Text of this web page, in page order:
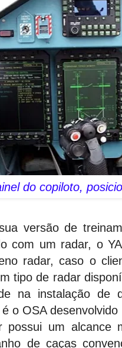
do copiloto,
versão de
com um radar, o
radar, caso o
tipo de radar
na instalação de
o OSA
possui um alcance
de caças